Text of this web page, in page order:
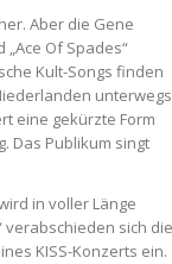
Aber die Gene
Of Spades“
Kult-Songs finden
unterwegs
eine gekürzte Form
Das Publikum singt
in voller Länge
verabschieden sich die
KISS-Konzerts ein.